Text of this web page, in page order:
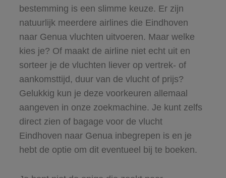
bestemming is een slimme keuze. Er zijn
natuurlijk meerdere airlines die Eindhoven
naar Genua vluchten uitvoeren. Maar welke
kies je? Of maakt de airline niet echt uit en
sorteer je de vluchten liever op vertrek- of
aankomsttijd, duur van de vlucht of prijs?
Gelukkig kun je deze voorkeuren allemaal
aangeven in onze zoekmachine. Je kunt zelfs
direct zien of bagage voor de vlucht
Eindhoven naar Genua inbegrepen is en je
hebt de optie om dit eventueel bij te boeken.